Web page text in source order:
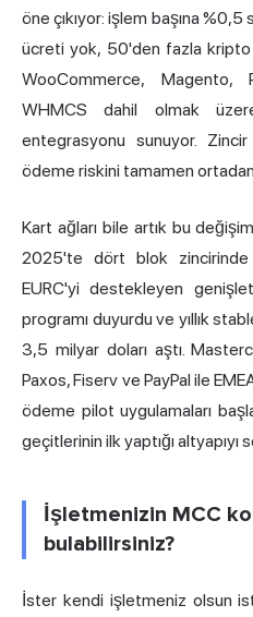
öne çıkıyor: işlem başına
ücreti yok, 50'den fazla
WooCommerce, Magento,
WHMCS dahil olmak
entegrasyonu sunuyor.
ödeme riskini tamamen ortadan
Kart ağları bile artık bu
2025'te dört blok zincirinde
EURC'yi destekleyen
programı duyurdu ve yıllık
3,5 milyar doları aştı.
Paxos, Fiserv ve PayPal ile
ödeme pilot uygulamaları
geçitlerinin ilk yaptığı altyapıyı
İşletmenizin MCC
bulabilirsiniz?
İster kendi işletmeniz olsun